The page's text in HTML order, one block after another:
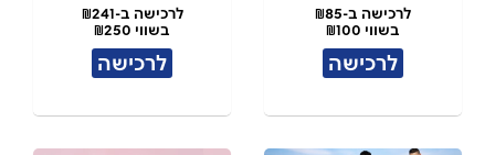
לרכישה ב-₪85
בשווי ₪100
לרכישה
לרכישה ב-₪241
בשווי ₪250
לרכישה